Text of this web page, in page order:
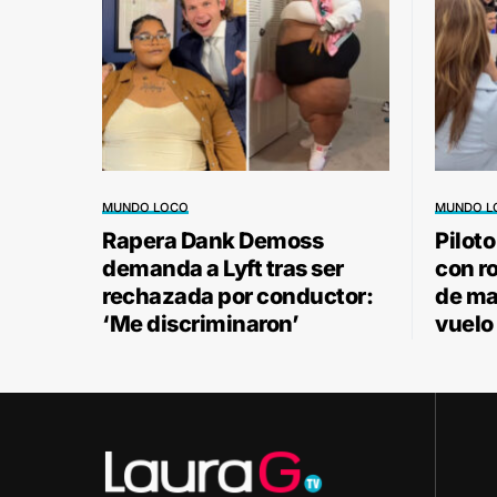
MUNDO LOCO
Rapera Dank Demoss
demanda a Lyft tras ser
rechazada por conductor:
‘Me discriminaron’
MUNDO
con
de
vuelo